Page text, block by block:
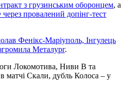
з грузинським оборонцем, а
провалений допінг-тест
Фенікс-Маріуполь, Інгулець
Металург.
Локомотива, Ниви В та
матчі Скали, дубль Колоса – у